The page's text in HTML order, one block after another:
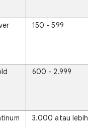
150 - 599
600 - 2.999
3.000 atau lebih